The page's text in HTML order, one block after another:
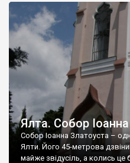
Ялта. Собор
Собор Іоанна Златоуста –
Ялти. Його 45-метрова
майже звідусіль, а колись це